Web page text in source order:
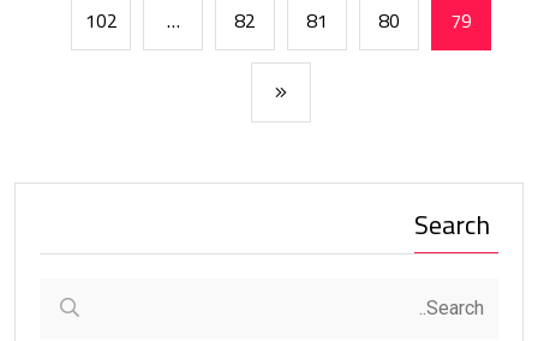
79
80
81
82
…
102
Search